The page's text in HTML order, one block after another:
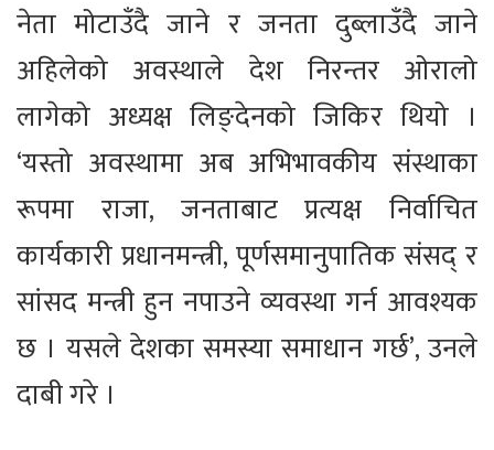
नेता मोटाउँदै जाने र जनता दुब्लाउँदै जाने
अहिलेको अवस्थाले देश निरन्तर ओरालो
लागेको अध्यक्ष लिङ्देनको जिकिर थियो ।
‘यस्तो अवस्थामा अब अभिभावकीय संस्थाका
रूपमा राजा, जनताबाट प्रत्यक्ष निर्वाचित
कार्यकारी प्रधानमन्त्री, पूर्णसमानुपातिक संसद् र
सांसद मन्त्री हुन नपाउने व्यवस्था गर्न आवश्यक
छ । यसले देशका समस्या समाधान गर्छ’, उनले
दाबी गरे ।